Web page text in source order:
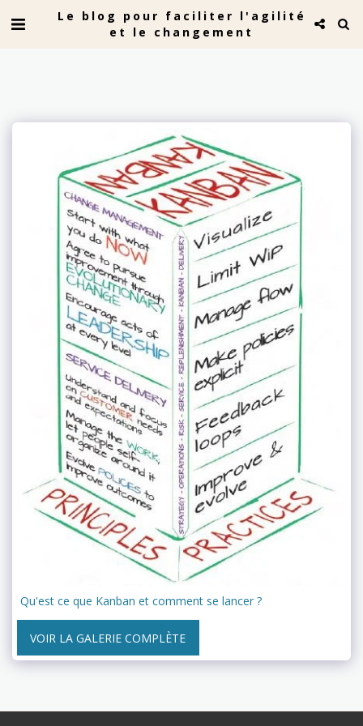
Le blog pour faciliter l'agilité
et le changement
Qu'est ce que Kanban et comment se lancer ?
VOIR LA GALERIE COMPLÈTE